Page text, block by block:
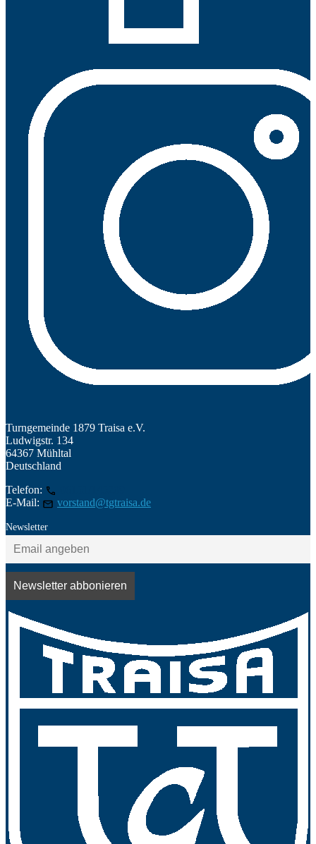
Turngemeinde 1879 Traisa e.V.
Ludwigstr. 134
64367 Mühltal
Deutschland
Telefon:
E-Mail:
vorstand@tgtraisa.de
Newsletter